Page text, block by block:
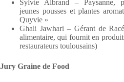
Sylvie Albrand – Paysanne,
jeunes pousses et plantes
Quyvie »
Ghali Jawhari – Gérant de
alimentaire, qui fournit en
restaurateurs toulousains)
Jury Graine de Food